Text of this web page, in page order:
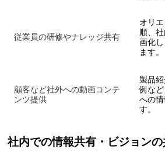
従業員の研修やナレッジ共有
オリ
順、
画化
ます。
顧客など社外への動画コンテ
ンツ提供
製品
例な
への
す。
社内での情報共有・ビジョン